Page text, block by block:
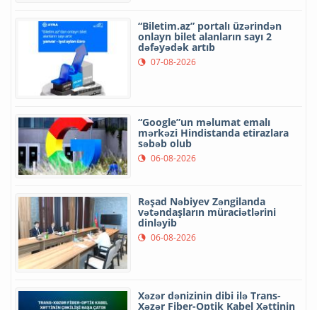
“Biletim.az” portalı üzərindən
onlayn bilet alanların sayı 2
dəfəyədək artıb
07-08-2026
“Google”un məlumat emalı
mərkəzi Hindistanda etirazlara
səbəb olub
06-08-2026
Rəşad Nəbiyev Zəngilanda
vətəndaşların müraciətlərini
dinləyib
06-08-2026
Xəzər dənizinin dibi ilə Trans-
Xəzər Fiber-Optik Kabel Xəttinin